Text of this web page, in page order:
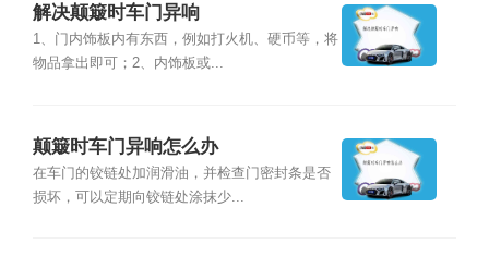
解决颠簸时车门异响
1、门内饰板内有东西，例如打火机、硬币等，将
物品拿出即可；2、内饰板或...
颠簸时车门异响怎么办
在车门的铰链处加润滑油，并检查门密封条是否
损坏，可以定期向铰链处涂抹少...